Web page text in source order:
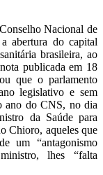
Nacional de
abertura do capital
brasileira, ao
publicada em 18
que o parlamento
legislativo e sem
ano do CNS, no dia
da Saúde para
Chioro, aqueles que
um “antagonismo
lhes “falta